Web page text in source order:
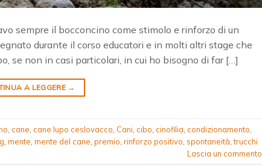
sempre il bocconcino come stimolo e rinforzo di un
durante il corso educatori e in molti altri stage che
se non in casi particolari, in cui ho bisogno di far […]
A LEGGERE →
cane cane lupo ceslovacco Cani cibo cinofilia condizionamento
mente mente del cane premio rinforzo positivo spontaneità ,trucchi
Lascia un commento